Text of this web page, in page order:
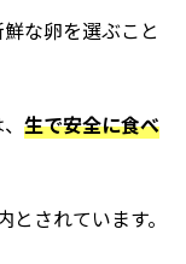
な卵を選ぶこと
生で安全に食べ
されています。